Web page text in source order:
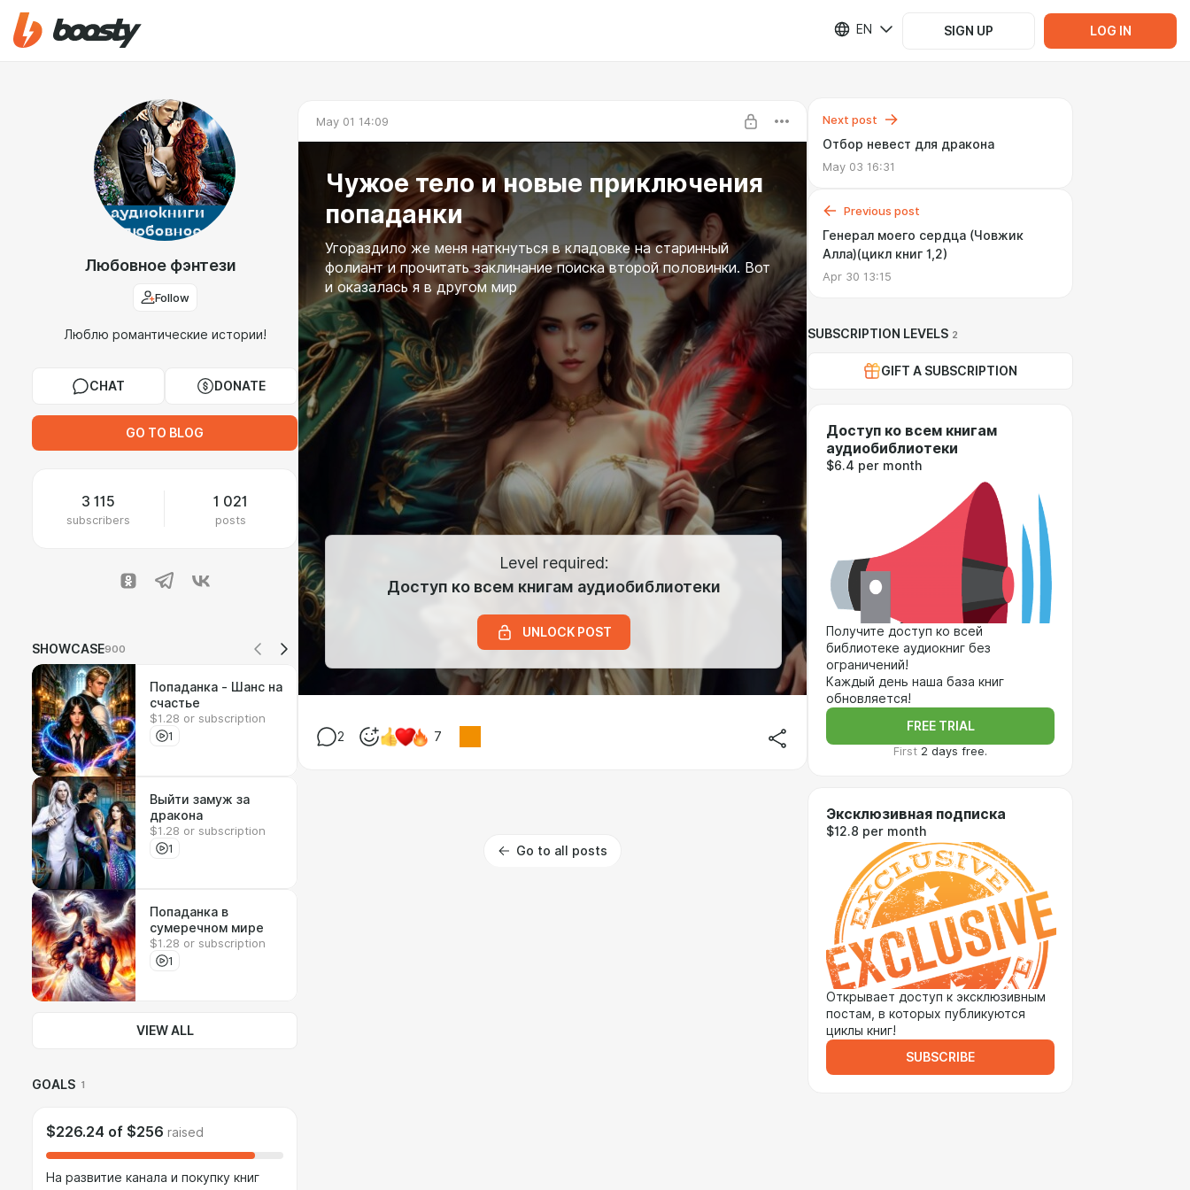
EN SIGN UP LOG IN
Любовное фэнтези
Follow
Люблю романтические истории!
CHAT DONATE
GO TO BLOG
3 115
subscribers
1 021
posts
SHOWCASE900
Попаданка - Шанс на
счастье
$1.28 or subscription
1
Выйти замуж за
дракона
$1.28 or subscription
1
Попаданка в
сумеречном мире
$1.28 or subscription
1
VIEW ALL
GOALS 1
$226.24 of $256 raised
На развитие канала и покупку книг
May 01 14:09
Чужое тело и новые приключения
попаданки
Угораздило же меня наткнуться в кладовке на старинный
фолиант и прочитать заклинание поиска второй половинки. Вот
и оказалась я в другом мир
Level required:
Доступ ко всем книгам аудиобиблиотеки
UNLOCK POST
2 7
Go to all posts
Next post
Отбор невест для дракона
May 03 16:31
Previous post
Генерал моего сердца (Човжик
Алла)(цикл книг 1,2)
Apr 30 13:15
SUBSCRIPTION LEVELS 2
GIFT A SUBSCRIPTION
Доступ ко всем книгам
аудиобиблиотеки
$6.4 per month
Получите доступ ко всей
библиотеке аудиокниг без
ограничений!
Каждый день наша база книг
обновляется!
FREE TRIAL
First 2 days free.
Эксклюзивная подписка
$12.8 per month
Открывает доступ к эксклюзивным
постам, в которых публикуются
циклы книг!
SUBSCRIBE